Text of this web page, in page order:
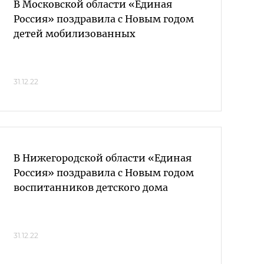
В Московской области «Единая
Россия» поздравила с Новым годом
детей мобилизованных
31.12.22
В Нижегородской области «Единая
Россия» поздравила с Новым годом
воспитанников детского дома
31.12.22